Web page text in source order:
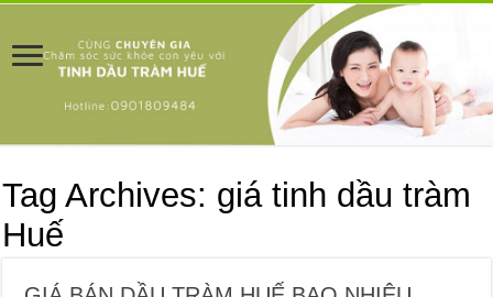
Tag Archives: giá tinh dầu tràm
Huế